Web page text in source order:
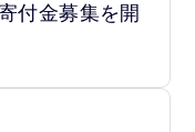
付金募集を開